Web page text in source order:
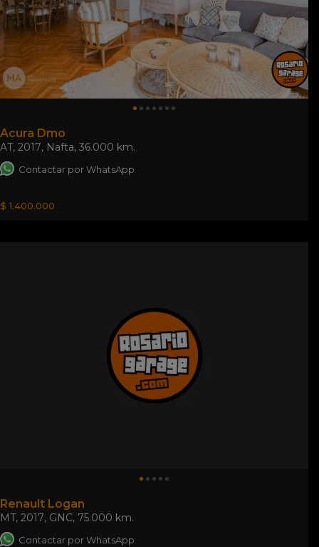
Acura Dmo
AT, 2017, Nafta, 36.000 km.
Contactar por WhatsApp
$ 1.400.000
Renault Logan
MT, 2017, GNC, 75.000 km.
Contactar por WhatsApp